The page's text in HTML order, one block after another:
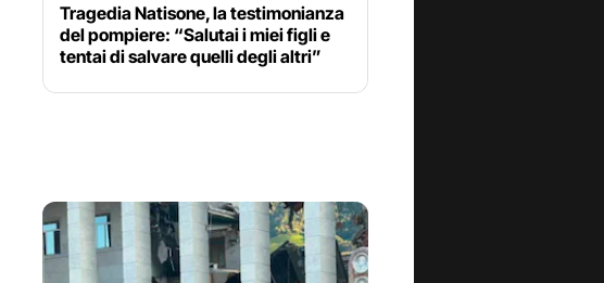
Tragedia Natisone, la testimonianza
del pompiere: “Salutai i miei figli e
tentai di salvare quelli degli altri”